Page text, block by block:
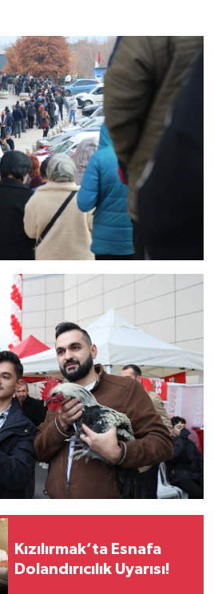
Kızılırmak’ta Esnafa
Dolandırıcılık Uyarısı!